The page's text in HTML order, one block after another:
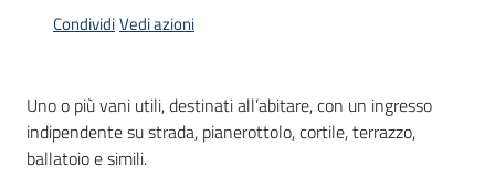
analisi
CondividiVedi azioni
Uno o più vani utili, destinati all’abitare, con un ingresso
indipendente su strada, pianerottolo, cortile, terrazzo,
ballatoio e simili.